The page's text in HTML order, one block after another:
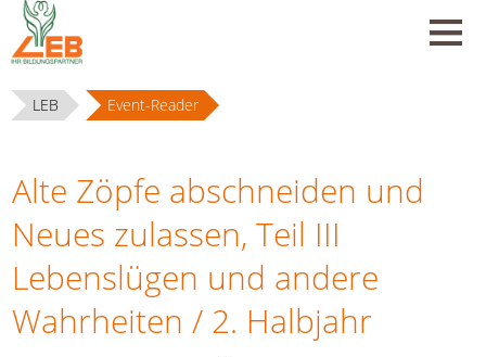
LEB Event-Reader
Alte Zöpfe abschneiden und
Neues zulassen, Teil III
Lebenslügen und andere
Wahrheiten / 2. Halbjahr